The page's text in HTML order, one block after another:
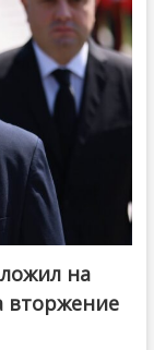
на
вторжение